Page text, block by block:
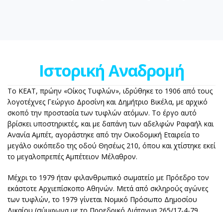
Ιστορική Αναδρομή
Το ΚΕΑΤ, πρώην «Οίκος Τυφλών», ιδρύθηκε το 1906 από τους
λογοτέχνες Γεώργιο Δροσίνη και Δημήτριο Βικέλα, με αρχικό
σκοπό την προστασία των τυφλών ατόμων. Το έργο αυτό
βρίσκει υποστηρικτές, και με δαπάνη των αδελφών Ραφαήλ και
Ανανία Αμπέτ, αγοράστηκε από την Οικοδομική Εταιρεία το
μεγάλο οικόπεδο της οδού Θησέως 210, όπου και χτίστηκε εκεί
το μεγαλοπρεπές Αμπέτειον Μέλαθρον.
Μέχρι το 1979 ήταν φιλανθρωπικό σωματείο με Πρόεδρο τον
εκάστοτε Αρχιεπίσκοπο Αθηνών. Μετά από σκληρούς αγώνες
των τυφλών, το 1979 γίνεται Νομικό Πρόσωπο Δημοσίου